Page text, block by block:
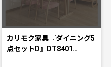
カリモク家具『ダイニング5
点セットD』DT8401…